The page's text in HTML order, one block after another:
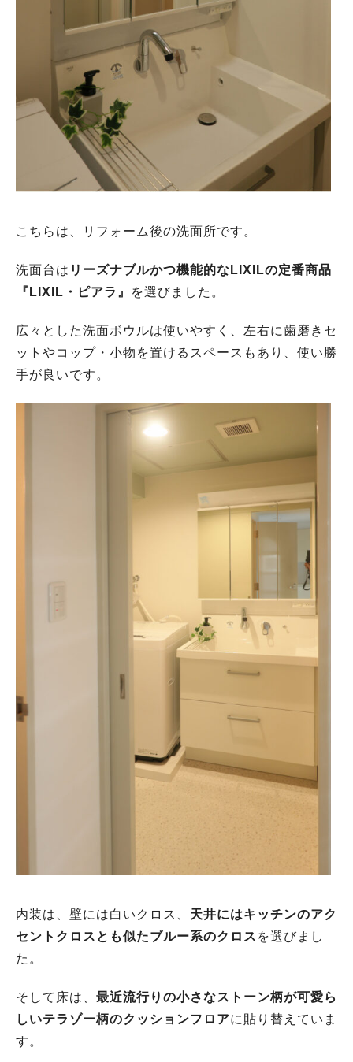
こちらは、リフォーム後の洗面所です。
洗面台は リーズナブルかつ機能的なLIXILの定番商品
『LIXIL・ピアラ』
を選びました。
広々とした洗面ボウルは使いやすく、左右に歯磨きセ
ットやコップ・小物を置けるスペースもあり、使い勝
手が良いです。
内装は、壁には白いクロス、 天井にはキッチンのアク
セントクロスとも似たブルー系のクロス を選びまし
た。
そして床は、 最近流行りの小さなストーン柄が可愛ら
しいテラゾー柄のクッションフロアに貼り替えていま
す。